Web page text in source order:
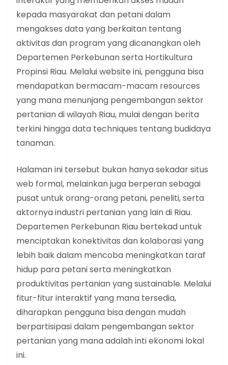
kepada masyarakat dan petani dalam
mengakses data yang berkaitan tentang
aktivitas dan program yang dicanangkan oleh
Departemen Perkebunan serta Hortikultura
Propinsi Riau. Melalui website ini, pengguna bisa
mendapatkan bermacam-macam resources
yang mana menunjang pengembangan sektor
pertanian di wilayah Riau, mulai dengan berita
terkini hingga data techniques tentang budidaya
tanaman.
Halaman ini tersebut bukan hanya sekadar situs
web formal, melainkan juga berperan sebagai
pusat untuk orang-orang petani, peneliti, serta
aktornya industri pertanian yang lain di Riau.
Departemen Perkebunan Riau bertekad untuk
menciptakan konektivitas dan kolaborasi yang
lebih baik dalam mencoba meningkatkan taraf
hidup para petani serta meningkatkan
produktivitas pertanian yang sustainable. Melalui
fitur-fitur interaktif yang mana tersedia,
diharapkan pengguna bisa dengan mudah
berpartisipasi dalam pengembangan sektor
pertanian yang mana adalah inti ekonomi lokal
ini.